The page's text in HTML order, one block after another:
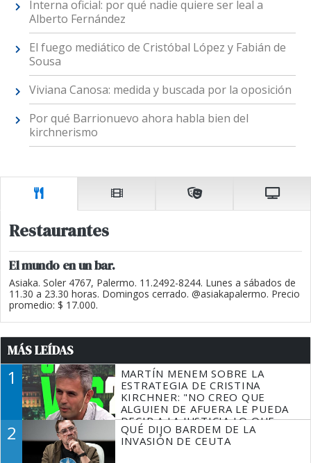
Interna oficial: por qué nadie quiere ser leal a
Alberto Fernández
El fuego mediático de Cristóbal López y Fabián de
Sousa
Viviana Canosa: medida y buscada por la oposición
Por qué Barrionuevo ahora habla bien del
kirchnerismo
Restaurantes
El mundo en un bar.
Asiaka. Soler 4767, Palermo. 11.2492-8244. Lunes a sábados de
11.30 a 23.30 horas. Domingos cerrado. @asiakapalermo. Precio
promedio: $ 17.000.
MÁS LEÍDAS
1
MARTÍN MENEM SOBRE LA
ESTRATEGIA DE CRISTINA
KIRCHNER: "NO CREO QUE
ALGUIEN DE AFUERA LE PUEDA
DECIR A LA JUSTICIA LO QUE
TIENE QUE HACER"
2
QUÉ DIJO BARDEM DE LA
INVASIÓN DE CEUTA